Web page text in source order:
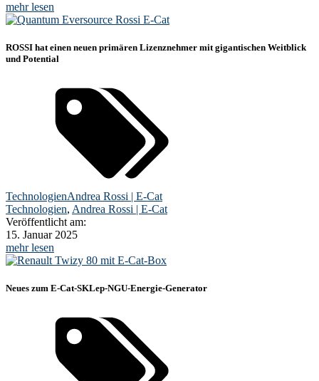
mehr lesen
ROSSI hat einen neuen primären Lizenznehmer mit gigantischen Weitblick
und Potential
TechnologienAndrea Rossi | E-Cat
Technologien, Andrea Rossi | E-Cat
Veröffentlicht am:
15. Januar 2025
mehr lesen
Neues zum E-Cat-SKLep-NGU-Energie-Generator